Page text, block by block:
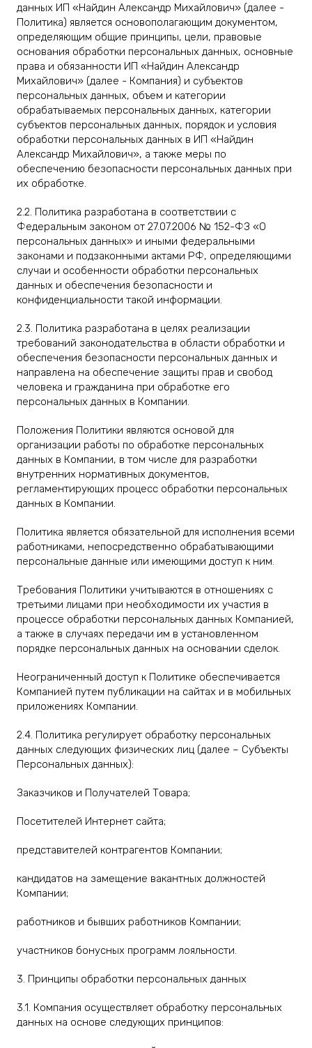
данных ИП «Найдин Александр Михайлович» (далее -
Политика) является основополагающим документом,
определяющим общие принципы, цели, правовые
основания обработки персональных данных, основные
права и обязанности ИП «Найдин Александр
Михайлович» (далее - Компания) и субъектов
персональных данных, объем и категории
обрабатываемых персональных данных, категории
субъектов персональных данных, порядок и условия
обработки персональных данных в ИП «Найдин
Александр Михайлович», а также меры по
обеспечению безопасности персональных данных при
их обработке.
2.2. Политика разработана в соответствии с
Федеральным законом от 27.07.2006 № 152-ФЗ «О
персональных данных» и иными федеральными
законами и подзаконными актами РФ, определяющими
случаи и особенности обработки персональных
данных и обеспечения безопасности и
конфиденциальности такой информации.
2.3. Политика разработана в целях реализации
требований законодательства в области обработки и
обеспечения безопасности персональных данных и
направлена на обеспечение защиты прав и свобод
человека и гражданина при обработке его
персональных данных в Компании.
Положения Политики являются основой для
организации работы по обработке персональных
данных в Компании, в том числе для разработки
внутренних нормативных документов,
регламентирующих процесс обработки персональных
данных в Компании.
Политика является обязательной для исполнения всеми
работниками, непосредственно обрабатывающими
персональные данные или имеющими доступ к ним.
Требования Политики учитываются в отношениях с
третьими лицами при необходимости их участия в
процессе обработки персональных данных Компанией,
а также в случаях передачи им в установленном
порядке персональных данных на основании сделок.
Неограниченный доступ к Политике обеспечивается
Компанией путем публикации на сайтах и в мобильных
приложениях Компании.
2.4. Политика регулирует обработку персональных
данных следующих физических лиц (далее – Субъекты
Персональных данных):
Заказчиков и Получателей Товара;
Посетителей Интернет сайта;
представителей контрагентов Компании;
кандидатов на замещение вакантных должностей
Компании;
работников и бывших работников Компании;
участников бонусных программ лояльности.
3. Принципы обработки персональных данных
3.1. Компания осуществляет обработку персональных
данных на основе следующих принципов: